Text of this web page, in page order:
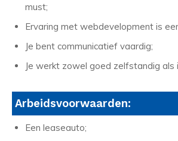
must;
Ervaring met webdevelopment is
Je bent communicatief vaardig;
Je werkt zowel goed zelfstandig als
Arbeidsvoorwaarden:
Een leaseauto;